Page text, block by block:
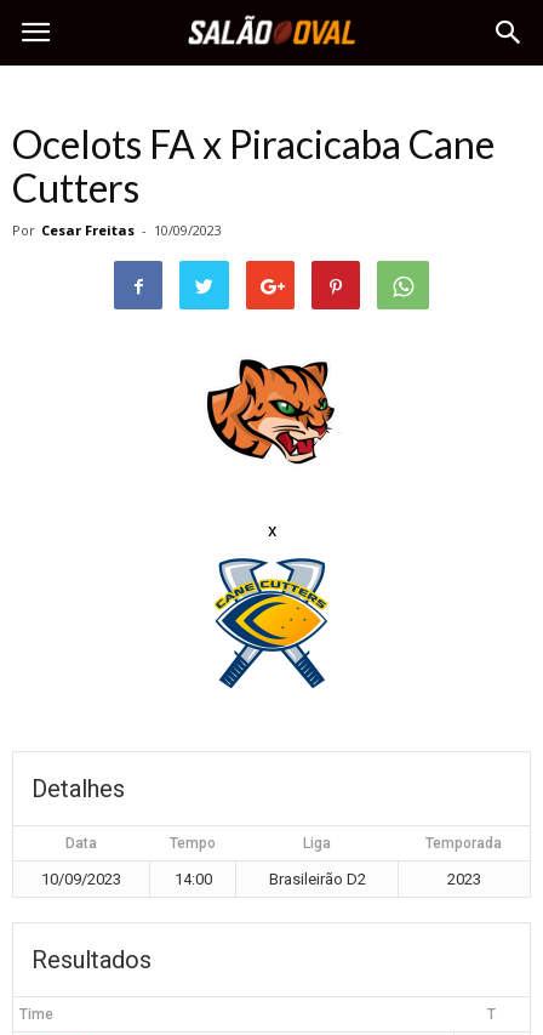
Ocelots FA x Piracicaba Cane
Cutters
Por Cesar Freitas - 10/09/2023
x
Detalhes
Data Tempo Liga Temporada
10/09/2023 14:00 Brasileirão D2 2023
Resultados
Time T